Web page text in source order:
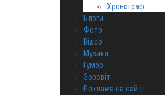
Хронограф
Блоги
Фото
Відео
Музика
Гумор
Зоосвіт
Реклама на сайті